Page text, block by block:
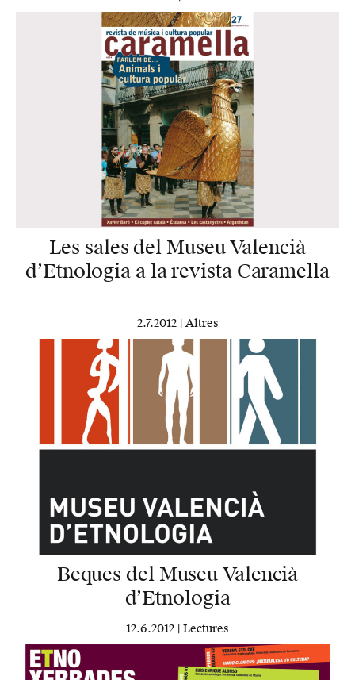
Les sales del Museu Valencià
d’Etnologia a la revista Caramella
2.7.2012 | Altres
Beques del Museu Valencià
d’Etnologia
12.6.2012 | Lectures